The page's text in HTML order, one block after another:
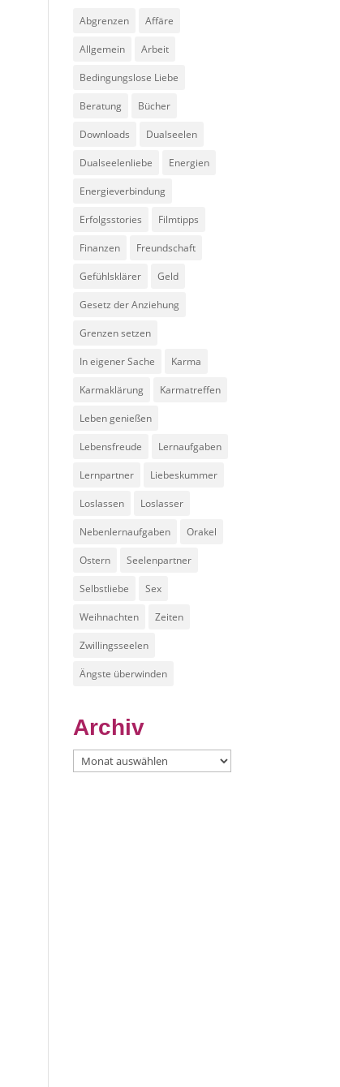
Abgrenzen Affäre
Allgemein Arbeit
Bedingungslose Liebe
Beratung Bücher
Downloads Dualseelen
Dualseelenliebe Energien
Energieverbindung
Erfolgsstories Filmtipps
Finanzen Freundschaft
Gefühlsklärer Geld
Gesetz der Anziehung
Grenzen setzen
In eigener Sache Karma
Karmaklärung Karmatreffen
Leben genießen
Lebensfreude Lernaufgaben
Lernpartner Liebeskummer
Loslassen Loslasser
Nebenlernaufgaben Orakel
Ostern Seelenpartner
Selbstliebe Sex
Weihnachten Zeiten
Zwillingsseelen
Ängste überwinden
Archiv
Archiv